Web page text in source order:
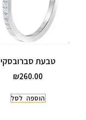
טבעת סברובסקי
₪260.00
הוספה לסל